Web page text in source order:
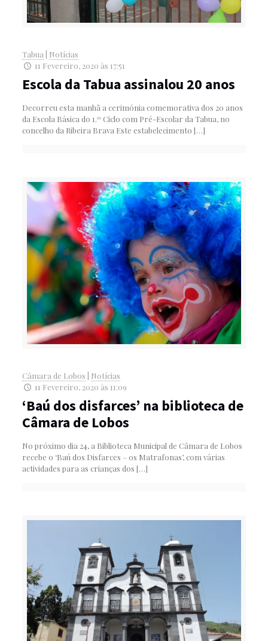
Tabua| Notícias
11 Fevereiro, 2020 às 17:51
Escola da Tabua assinalou 20 anos
Decorreu esta manhã a cerimónia comemorativa dos 20 anos
da Escola Básica do 1.º Ciclo com Pré-Escolar da Tabua, no
concelho da Ribeira Brava Este estabelecimento […]
Câmara de Lobos
Notícias
11 Fevereiro, 2020 às 11:09
‘Baú dos disfarces’ na biblioteca de
Câmara de Lobos
No próximo dia 24, a Biblioteca Municipal de Câmara de Lobos
recebe o ‘Baú dos Disfarces – os Matrafonas’, com várias
actividades para as crianças dos […]